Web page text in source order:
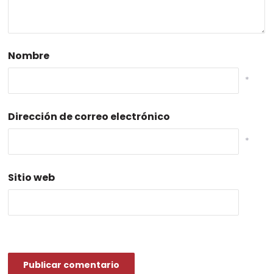
Nombre
*
Dirección de correo electrónico
*
Sitio web